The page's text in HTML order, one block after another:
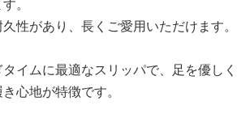
。
性があり、長くご愛用いただけます。
イムに最適なスリッパで、足を優しく
心地が特徴です。